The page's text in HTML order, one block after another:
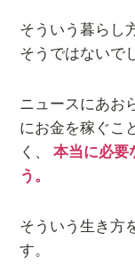
そういう暮らし
そうではないで
ニュースにあお
にお金を稼ぐこ
く、本当に必要
う。
そういう生き方
す。